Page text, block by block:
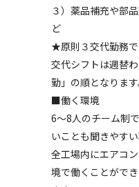
３）薬品補充や部
ど
★原則３交代勤務で
交代シフトは週替
勤」の順となります
■働く環境
6～8人のチーム制
いことも聞きやすい
全工場内にエアコ
境で働くことがで